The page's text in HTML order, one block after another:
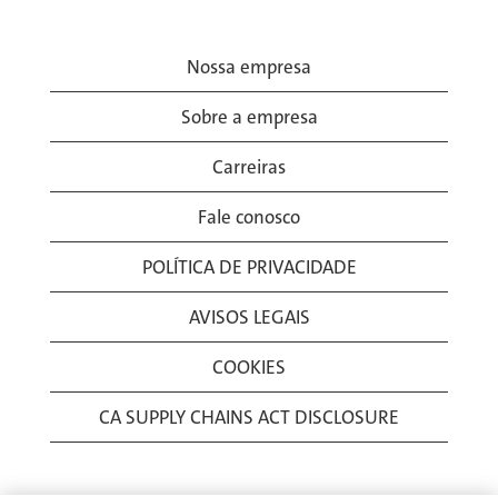
Nossa empresa
Sobre a empresa
Carreiras
Fale conosco
POLÍTICA DE PRIVACIDADE
AVISOS LEGAIS
COOKIES
CA SUPPLY CHAINS ACT DISCLOSURE